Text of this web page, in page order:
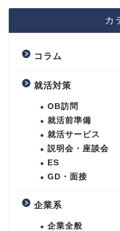
カ
コラム
就活対策
OB訪問
就活前準備
就活サービス
説明会・座談会
ES
GD・面接
企業系
企業全般